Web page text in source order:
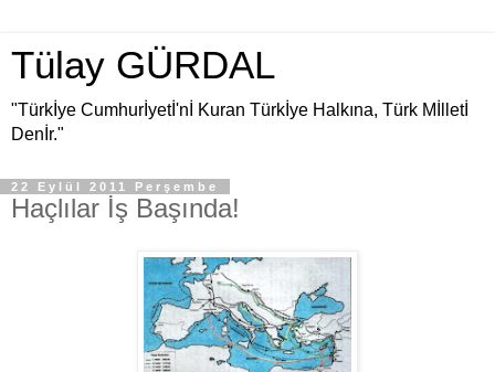
Tülay GÜRDAL
"Türkİye Cumhurİyetİ'nİ Kuran Türkİye Halkına, Türk Mİlletİ
Denİr."
22 Eylül 2011 Perşembe
Haçlılar İş Başında!